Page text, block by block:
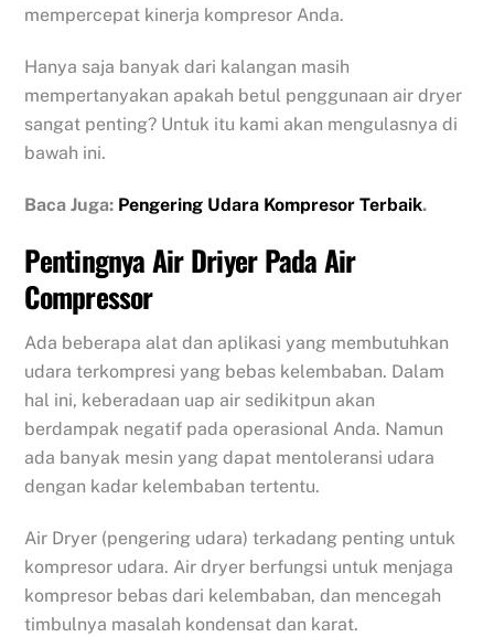
mempercepat kinerja kompresor Anda.
Hanya saja banyak dari kalangan masih
mempertanyakan apakah betul penggunaan air dryer
sangat penting? Untuk itu kami akan mengulasnya di
bawah ini.
Baca Juga: Pengering Udara Kompresor Terbaik.
Pentingnya Air Driyer Pada Air
Compressor
Ada beberapa alat dan aplikasi yang membutuhkan
udara terkompresi yang bebas kelembaban. Dalam
hal ini, keberadaan uap air sedikitpun akan
berdampak negatif pada operasional Anda. Namun
ada banyak mesin yang dapat mentoleransi udara
dengan kadar kelembaban tertentu.
Air Dryer (pengering udara) terkadang penting untuk
kompresor udara. Air dryer berfungsi untuk menjaga
kompresor bebas dari kelembaban, dan mencegah
timbulnya masalah kondensat dan karat.